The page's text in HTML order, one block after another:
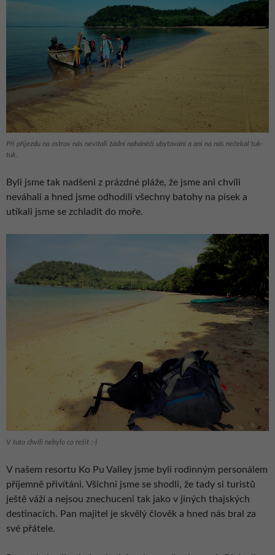
Při příjezdu na ostrov nás nevítali žádní naháněči ubytování a ani na nás nečekal tuk-
tuk.
Byli jsme tak nadšeni z prázdné pláže, že jsme ani chvíli
neváhali a hned jsme odhodili všechny batohy na písek a
utíkali jsme se zchladit do moře.
V tuto chvíli nebylo co řešit :-)
V našem resortu Ko Pu Valley jsme byli rodinným personálem
příjemně přivítáni. Všichni jsme se shodli, že tady si turistů
ještě váží a nejsou znechuceni tak jako v jiných thajských
destinacích. Pan majitel je skvělý člověk a hned nás bral za
své přátele.